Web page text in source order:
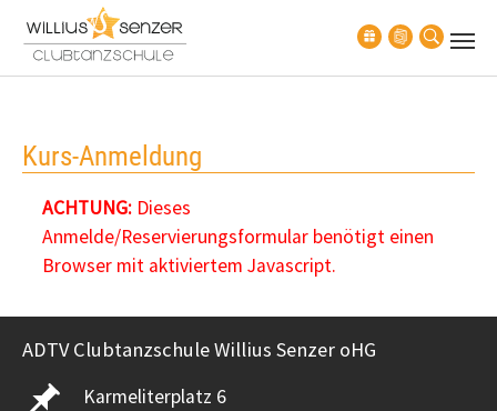
Zum Hauptinhalt springen
Kurs-Anmeldung
ACHTUNG:Dieses
Anmelde/Reservierungsformular benötigt einen
Browser mit aktiviertem Javascript.
ADTV Clubtanzschule Willius Senzer oHG
Karmeliterplatz 6